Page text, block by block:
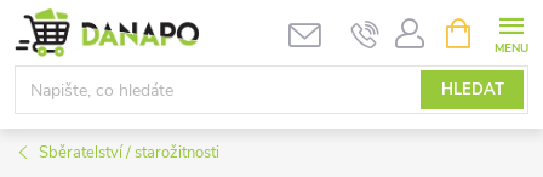
Přejít
na
obsah
HLEDAT
NÁKUPNÍ
KOŠÍK
Sběratelství / starožitnosti